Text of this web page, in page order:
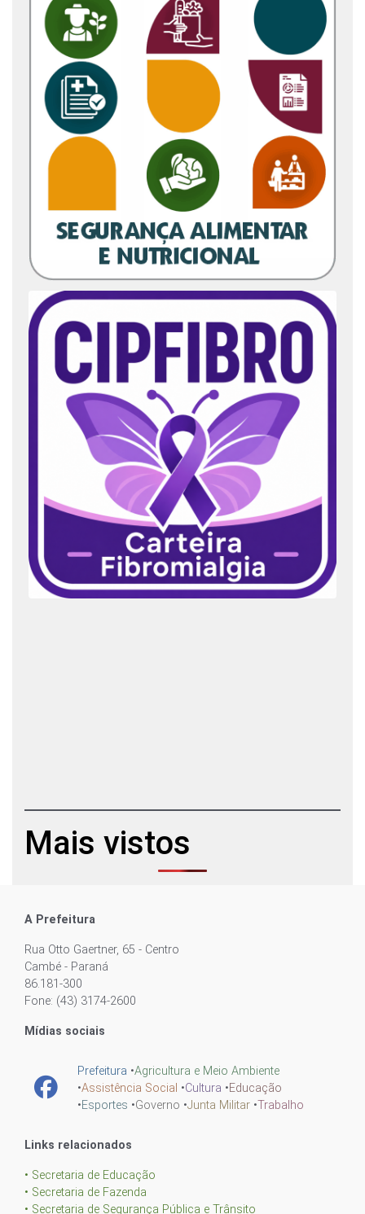
Mais vistos
A Prefeitura
Rua Otto Gaertner, 65 - Centro
Cambé - Paraná
86.181-300
Fone: (43) 3174-2600
Mídias sociais
Prefeitura •Agricultura e Meio Ambiente
•Assistência Social •Cultura •Educação
•Esportes •Governo •Junta Militar •Trabalho
Links relacionados
• Secretaria de Educação
• Secretaria de Fazenda
• Secretaria de Segurança Pública e Trânsito